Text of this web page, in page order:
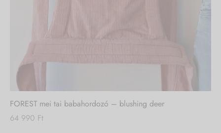
FOREST mei tai babahordozó – blushing deer
64 990 Ft